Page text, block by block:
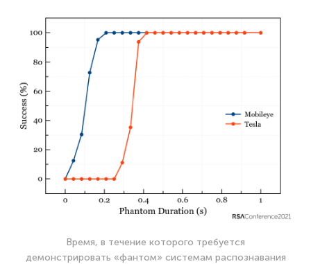
Время, в течение которого требуется
демонстрировать «фантом» системам распознавания